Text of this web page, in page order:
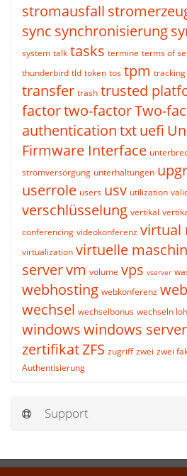
stromausfall
sync synchronisierung
system talk tasks termine terms of
thunderbird tld token tos tpm tracking
transfer trash trusted
factortwo-factorTwo-
authenticationtxtuefi
Firmware Interface
stromversorgung unterhaltungen
userrole users usv utilization
verschlüsselung vertikal
conferencing videokonferenz virtual
virtualization virtuelle
servervm volume vps vserver
webhosting webkonferenz
wechsel wechselbonus wechseln
windowswindows server
zertifikatZFS zugriff zwei zwei
Authentisierung
Support